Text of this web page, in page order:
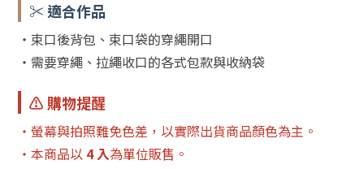
✂️ 適合作品
・束口後背包、束口袋的穿繩開口
・需要穿繩、拉繩收口的各式包款與收納袋
⚠️ 購物提醒
・螢幕與拍照難免色差，以實際出貨商品顏色為主。
・本商品以 4 入為單位販售。